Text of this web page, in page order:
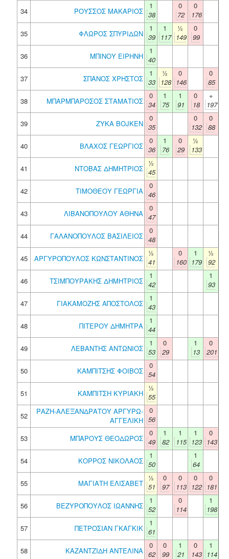
34
ΡΟΥΣΣΟΣ ΜΑΚΑΡΙΟΣ
1
38
0
72
0
176
35
ΦΛΩΡΟΣ ΣΠΥΡΙΔΩΝ
1
39
1
117
½
149
0
99
36
ΜΠΙΝΟΥ ΕΙΡΗΝΗ
1
40
37
ΣΠΑΝΟΣ ΧΡΗΣΤΟΣ
1
33
½
128
0
146
0
85
38
ΜΠΑΡΜΠΑΡΟΣΟΣ ΣΤΑΜΑΤΙΟΣ
0
34
1
75
1
91
0
18
+
197
39
ZYKA BOJKEN
0
35
0
132
0
88
40
ΒΛΑΧΟΣ ΓΕΩΡΓΙΟΣ
0
36
1
76
0
29
½
133
41
ΝΤΟΒΑΣ ΔΗΜΗΤΡΙΟΣ
½
45
42
ΤΙΜΟΘΕΟΥ ΓΕΩΡΓΙΑ
0
46
43
ΛΙΒΑΝΟΠΟΥΛΟΥ ΑΘΗΝΑ
0
47
44
ΓΑΛΑΝΟΠΟΥΛΟΣ ΒΑΣΙΛΕΙΟΣ
0
48
45
ΑΡΓΥΡΟΠΟΥΛΟΣ ΚΩΝΣΤΑΝΤΙΝΟΣ
½
41
0
160
1
179
½
92
46
ΤΣΙΜΠΟΥΡΑΚΗΣ ΔΗΜΗΤΡΙΟΣ
1
42
1
93
47
ΓΙΑΚΑΜΟΖΗΣ ΑΠΟΣΤΟΛΟΣ
1
43
48
ΠΙΤΕΡΟΥ ΔΗΜΗΤΡΑ
1
44
49
ΛΕΒΑΝΤΗΣ ΑΝΤΩΝΙΟΣ
1
53
0
29
1
13
0
201
50
ΚΑΜΠΙΤΣΗΣ ΦΟΙΒΟΣ
0
54
51
ΚΑΜΠΙΤΣΗ ΚΥΡΙΑΚΗ
½
55
52
ΡΑΖΗ-ΑΛΕΞΑΝΔΡΑΤΟΥ ΑΡΓΥΡΩ-
ΑΓΓΕΛΙΚΗ
0
56
53
ΜΠΑΡΟΥΣ ΘΕΟΔΩΡΟΣ
0
49
1
82
1
115
1
123
0
143
54
ΚΟΡΡΟΣ ΝΙΚΟΛΑΟΣ
1
50
1
64
55
ΜΑΓΙΑΤΗ ΕΛΙΣΑΒΕΤ
½
51
0
97
0
113
0
122
0
181
56
ΒΕΖΥΡΟΠΟΥΛΟΣ ΙΩΑΝΝΗΣ
1
52
0
114
1
198
57
ΠΕΤΡΟΣΙΑΝ ΓΚΑΓΚΙΚ
1
61
58
ΚΑΖΑΝΤΖΙΔΗ ΑΝΤΕΛΙΝΑ
0
62
0
99
1
21
0
143
1
114